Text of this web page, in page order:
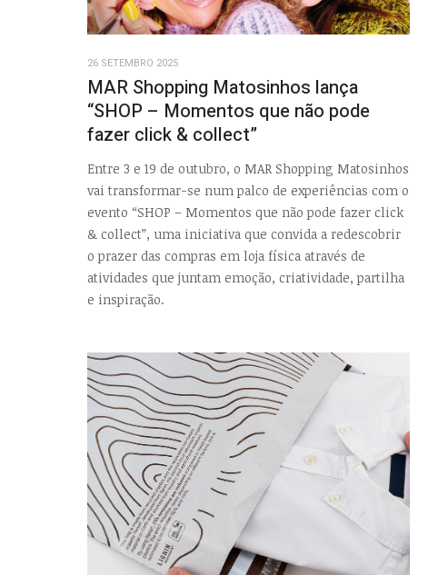
26 SETEMBRO 2025
MAR Shopping Matosinhos lança
“SHOP – Momentos que não pode
fazer click & collect”
Entre 3 e 19 de outubro, o MAR Shopping Matosinhos
vai transformar-se num palco de experiências com o
evento “SHOP – Momentos que não pode fazer click
& collect”, uma iniciativa que convida a redescobrir
o prazer das compras em loja física através de
atividades que juntam emoção, criatividade, partilha
e inspiração.